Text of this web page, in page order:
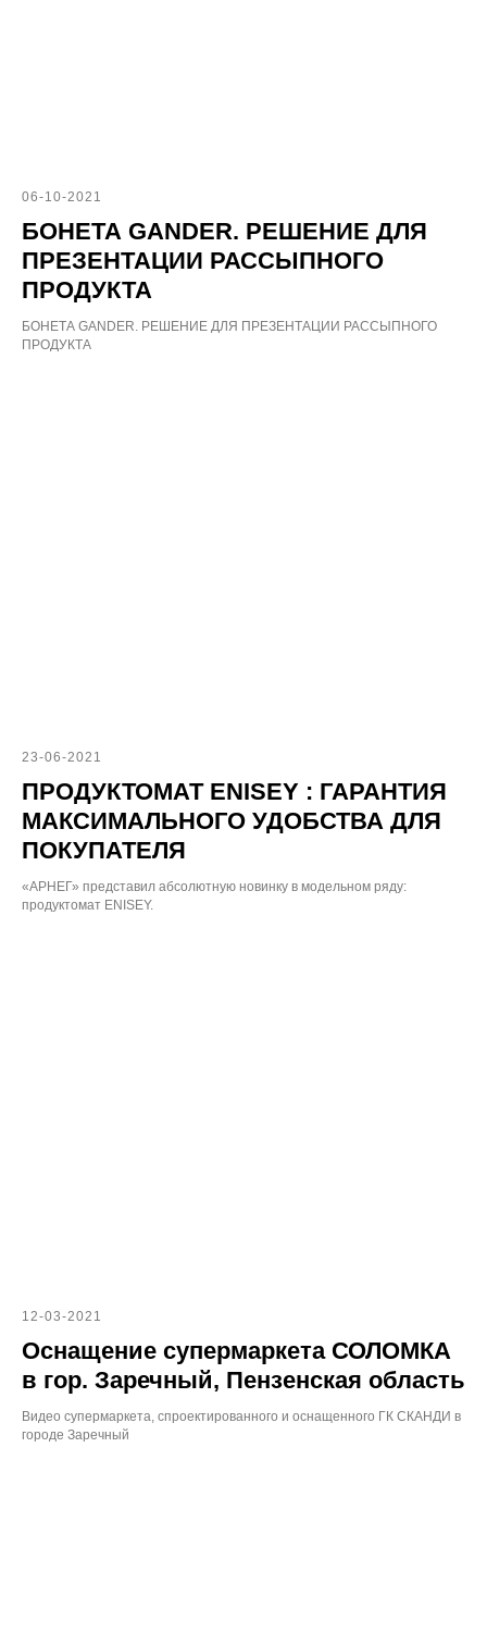
06-10-2021
БОНЕТА GANDER. РЕШЕНИЕ ДЛЯ
ПРЕЗЕНТАЦИИ РАССЫПНОГО
ПРОДУКТА
БОНЕТА GANDER. РЕШЕНИЕ ДЛЯ ПРЕЗЕНТАЦИИ РАССЫПНОГО
ПРОДУКТА
23-06-2021
ПРОДУКТОМАТ ENISEY : ГАРАНТИЯ
МАКСИМАЛЬНОГО УДОБСТВА ДЛЯ
ПОКУПАТЕЛЯ
«АРНЕГ» представил абсолютную новинку в модельном ряду:
продуктомат ENISEY.
12-03-2021
Оснащение супермаркета СОЛОМКА
в гор. Заречный, Пензенская область
Видео супермаркета, спроектированного и оснащенного ГК СКАНДИ в
городе Заречный